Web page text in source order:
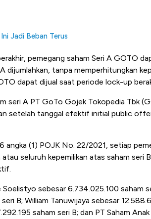
Jadi Beban Terus
pemegang saham Seri A GOTO
dijumlahkan, tanpa memperhitungkan
dapat dijual saat periode lock-up
seri A PT GoTo Gojek Tokopedia Tbk
setelah tanggal efektif initial public
angka (1) POJK No. 22/2021, setiap
seluruh kepemilikan atas saham seri
sebesar 6.734.025.100 saham
B; William Tanuwijaya sebesar
saham seri B; dan PT Saham